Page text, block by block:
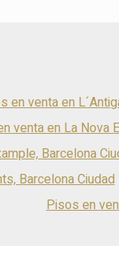
en venta en
venta en La Nova
Barcelona
Barcelona Ciudad
Pisos en